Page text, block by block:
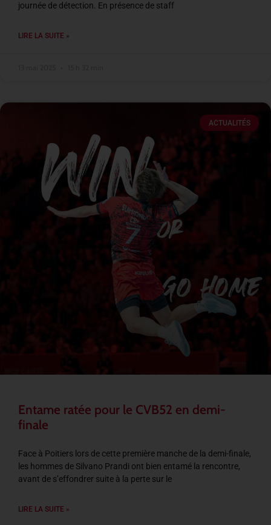
journée de détection. En présence de staff
LIRE LA SUITE »
ACTUALITÉS
Entame ratée pour le CVB52 en demi-
finale
Face à Poitiers lors de cette première manche de la demi-finale,
les hommes de Silvano Prandi ont bien entamé la rencontre,
avant de s’effondrer suite à la perte sur le
LIRE LA SUITE »